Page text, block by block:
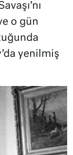
o gün
yenilmiş